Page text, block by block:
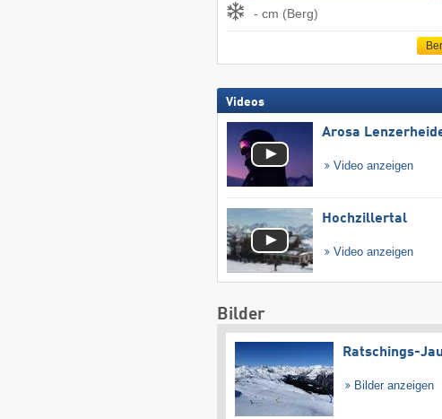
- cm (Berg)
Videos
Arosa
Video anzeigen
Hochzillertal
Video anzeigen
Bilder
Ratschings-
Bilder anzeigen